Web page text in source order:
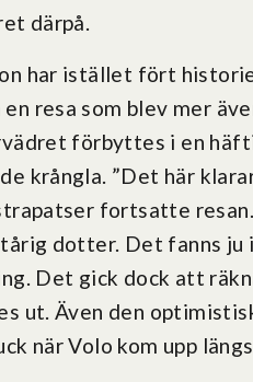
därpå.
har istället fört
resa som blev mer
förbyttes i en
krångla. ”Det här
fortsatte
dotter. Det fanns ju
Det gick dock att
ut. Även den
när Volo kom upp